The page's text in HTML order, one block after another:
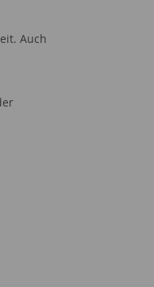
Auch